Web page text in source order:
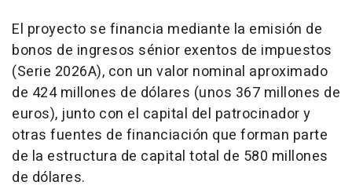
El proyecto se financia mediante la emisión de
bonos de ingresos sénior exentos de impuestos
(Serie 2026A), con un valor nominal aproximado
de 424 millones de dólares (unos 367 millones de
euros), junto con el capital del patrocinador y
otras fuentes de financiación que forman parte
de la estructura de capital total de 580 millones
de dólares.